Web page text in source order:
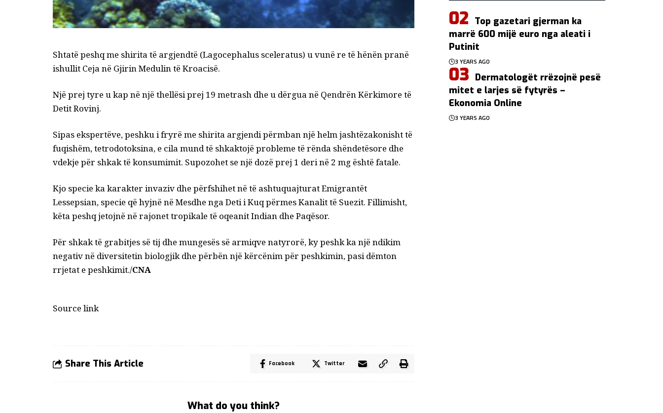
Shtatë peshq me shirita të argjendtë (Lagocephalus sceleratus) u vunë re të hënën pranë
ishullit Ceja në Gjirin Medulin të Kroacisë.
Një prej tyre u kap në një thellësi prej 19 metrash dhe u dërgua në Qendrën Kërkimore të
Detit Rovinj.
Sipas ekspertëve, peshku i fryrë me shirita argjendi përmban një helm jashtëzakonisht të
fuqishëm, tetrodotoksina, e cila mund të shkaktojë probleme të rënda shëndetësore dhe
vdekje për shkak të konsumimit. Supozohet se një dozë prej 1 deri në 2 mg është fatale.
Kjo specie ka karakter invaziv dhe përfshihet në të ashtuquajturat Emigrantët
Lessepsian, specie që hyjnë në Mesdhe nga Deti i Kuq përmes Kanalit të Suezit. Fillimisht,
këta peshq jetojnë në rajonet tropikale të oqeanit Indian dhe Paqësor.
Për shkak të grabitjes së tij dhe mungesës së armiqve natyrorë, ky peshk ka një ndikim
negativ në diversitetin biologjik dhe përbën një kërcënim për peshkimin, pasi dëmton
rrjetat e peshkimit./CNA
Source link
Share This Article Facebook Twitter
What do you think?
Top gazetari gjerman ka
marrë 600 mijë euro nga aleati i
Putinit
3 YEARS AGO
Dermatologët rrëzojnë pesë
mitet e larjes së fytyrës –
Ekonomia Online
3 YEARS AGO